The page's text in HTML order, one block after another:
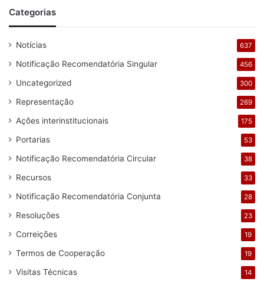
Categorias
Notícias 637
Notificação Recomendatória Singular 456
Uncategorized 300
Representação 269
Ações interinstitucionais 175
Portarias 53
Notificação Recomendatória Circular 38
Recursos 33
Notificação Recomendatória Conjunta 28
Resoluções 23
Correições 19
Termos de Cooperação 19
Visitas Técnicas 14